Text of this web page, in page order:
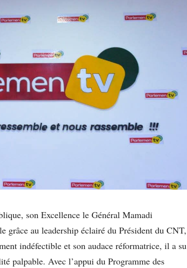
son Excellence le Général Mamadi
grâce au leadership éclairé du Président du CNT,
indéfectible et son audace réformatrice, il a su
palpable. Avec l’appui du Programme des